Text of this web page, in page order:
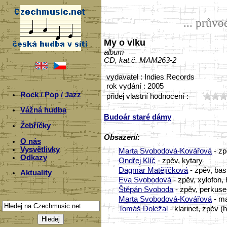
Rock / Pop / Jazz
Vážná hudba
Žebříčky
O nás
Vysvětlivky
Odkazy
Aktuality
...
My o vlku
album
CD, kat.č. MAM263-2
vydavatel : Indies Records
rok vydání : 2005
přidej vlastní hodnocení :
Budoár staré dámy
Obsazení:
Marta Svobodová-Kovářová-
Ondřej Klíč- zpěv, kytary
Dagmar Matějíčková- zpěv,
Eva Svobodová- zpěv, xylofon,
Štěpán Svoboda- zpěv,
Marta Svobodová-Kovářová-
Tomáš Doležal- klarinet, zpěv